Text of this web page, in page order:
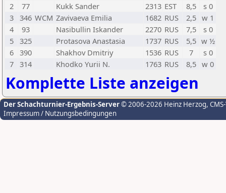
2
77 Kukk Sander 2313 EST 8,5
s 0
3 346 WCM Zavivaeva Emilia 1682 RUS 2,5 w 1
4
93 Nasibullin Iskander 2270 RUS 7,5
s 0
5 325 Protasova Anastasia 1737 RUS 5,5 w ½
6 390 Shakhov Dmitriy 1536 RUS 7
s 0
7 314 Khodko Yurii N. 1763 RUS 8,5 w 0
Komplette Liste anzeigen
Der Schachturnier-Ergebnis-Server© 2006-2026 Heinz Herzog,
Impressum / Nutzungsbedingungen